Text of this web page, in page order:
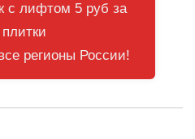
с лифтом 5 руб за
плитки
регионы России!